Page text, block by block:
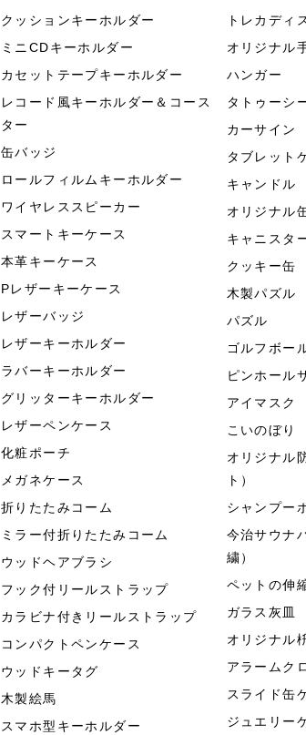
クッションキーホルダー
ミニCDキーホルダー
カセットテープキーホルダー
レコード風キーホルダー＆コース
ター
缶バッジ
ロールフィルムキーホルダー
ワイヤレススピーカー
スマートキーケース
本革キーケース
Pレザーキーケース
レザーバッジ
レザーキーホルダー
ラバーキーホルダー
グリッターキーホルダー
レザーペンケース
化粧ポーチ
メガネケース
折りたたみコーム
ミラー付折りたたみコーム
ウッドヘアブラシ
フック付リールストラップ
カラビナ付きリールストラップ
コンパクトペンケース
ウッドキータグ
木製絵馬
スマホ型キーホルダー
トレカディ
オリジナル
ハンガー
タトゥーシ
カーサイン
タブレット
キャンドル
オリジナル
キャニスタ
クッキー缶
木製パズル
パズル
ゴルフボー
ピンホール
アイマスク
こいのぼり
オリジナル
ト）
シャンプー
今治サウナ
繍）
ペットの伸
ガラス灰皿
オリジナル
アラームク
スライド缶
ジュエリー